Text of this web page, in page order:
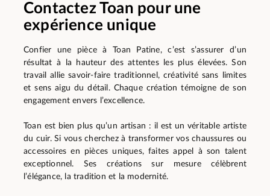
Contactez Toan pour une
expérience unique
Confier une pièce à Toan Patine, c’est s’assurer d’un
résultat à la hauteur des attentes les plus élevées. Son
travail allie savoir-faire traditionnel, créativité sans limites
et sens aigu du détail. Chaque création témoigne de son
engagement envers l’excellence.
Toan est bien plus qu’un artisan : il est un véritable artiste
du cuir. Si vous cherchez à transformer vos chaussures ou
accessoires en pièces uniques, faites appel à son talent
exceptionnel. Ses créations sur mesure célèbrent
l’élégance, la tradition et la modernité.